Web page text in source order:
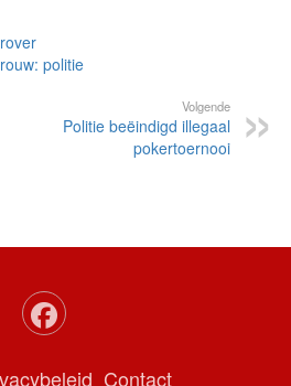
politie
Volgende
Politie beëindigd illegaal
pokertoernooi
Contact